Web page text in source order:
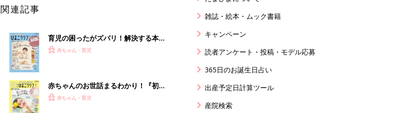
関連記事
育児の困ったがズバリ！解決する本
『ひよこクラブ 秋号』 4カ月～2才
赤ちゃん・育児
赤ちゃんのお世話まるわかり！『初め
てのひよこクラブ 夏号』〈巻頭大特
赤ちゃん・育児
雑誌・絵本・ムック書籍
キャンペーン
読者アンケート・投稿・モデル応募
365日のお誕生日占い
出産予定日計算ツール
産院検索